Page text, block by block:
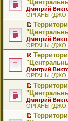
и
ю
о
б
щ
е
н
и
ю
о
м
у
с
о
о
б
щ
е
н
и
ю
и
т
а
н
н
о
м
у
с
о
о
б
щ
е
н
и
ю
е
п
р
о
ч
и
т
а
н
н
о
м
у
с
о
о
б
щ
е
в
о
м
у
н
е
п
р
о
ч
и
т
а
н
н
о
м
у
с
и
к
п
е
р
в
о
м
у
н
е
п
р
о
ч
и
т
а
н
е
р
е
й
т
и
к
п
е
р
в
о
м
у
н
е
п
р
о
Дмитрий
ОРГАНЫ (ДЖО,
П
е
р
е
й
т
и
к
п
е
р
в
о
м
у
Дмитрий
ОРГАНЫ (ДЖО,
П
е
р
е
й
т
и
к
п
е
Дмитрий
ОРГАНЫ (ДЖО,
П
е
р
е
й
Дмитрий
ОРГАНЫ (ДЖО,